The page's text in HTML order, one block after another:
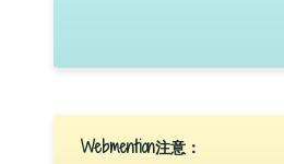
Webmention注意：